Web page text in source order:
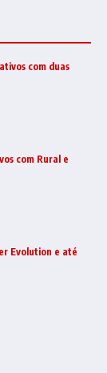
com duas
com Rural e
Evolution e até